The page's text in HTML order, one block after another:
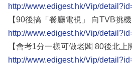
http://www.edigest.hk/Vip/
【90後搞「餐廳電視」 向TVB挑機
http://www.edigest.hk/Vip/
【會考1分一樣可做老闆 80後北上
http://www.edigest.hk/Vip/